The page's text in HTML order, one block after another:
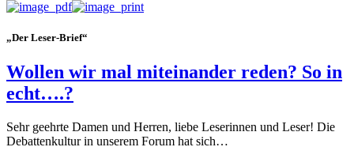
„Der Leser-Brief“
Wollen wir mal miteinander reden? So in
echt….?
Sehr geehrte Damen und Herren, liebe Leserinnen und Leser! Die
Debattenkultur in unserem Forum hat sich…